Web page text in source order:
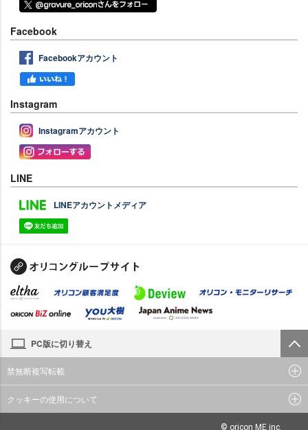
Facebook
Facebookアカウント
Instagram
Instagramアカウント
LINE
LINEアカウントメディア
PC版に切り替え
禁無断複写転載
クッキーの使用について
© oricon ME inc.